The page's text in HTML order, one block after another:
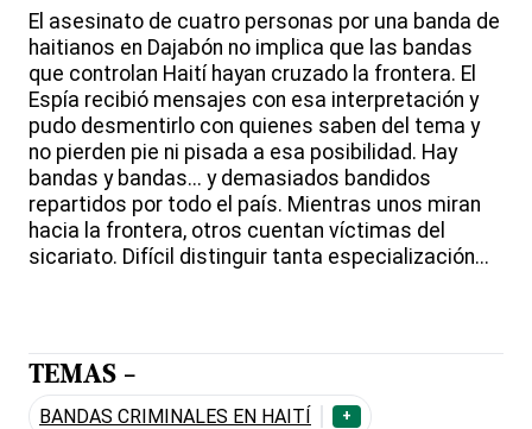
El asesinato de cuatro personas por una banda de
haitianos en Dajabón no implica que las bandas
que controlan Haití hayan cruzado la frontera. El
Espía recibió mensajes con esa interpretación y
pudo desmentirlo con quienes saben del tema y
no pierden pie ni pisada a esa posibilidad. Hay
bandas y bandas... y demasiados bandidos
repartidos por todo el país. Mientras unos miran
hacia la frontera, otros cuentan víctimas del
sicariato. Difícil distinguir tanta especialización...
TEMAS -
BANDAS CRIMINALES EN HAITÍ +